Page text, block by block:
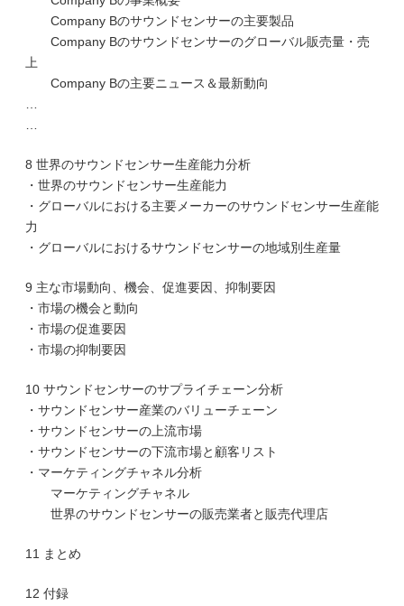
Company Bのサウンドセンサーの主要製品
Company Bのサウンドセンサーのグローバル販売量・売
上
Company Bの主要ニュース＆最新動向
8 世界のサウンドセンサー生産能力分析
・世界のサウンドセンサー生産能力
・グローバルにおける主要メーカーのサウンドセンサー生産能
力
・グローバルにおけるサウンドセンサーの地域別生産量
9 主な市場動向、機会、促進要因、抑制要因
・市場の機会と動向
・市場の促進要因
・市場の抑制要因
10 サウンドセンサーのサプライチェーン分析
・サウンドセンサー産業のバリューチェーン
・サウンドセンサーの上流市場
・サウンドセンサーの下流市場と顧客リスト
・マーケティングチャネル分析
マーケティングチャネル
世界のサウンドセンサーの販売業者と販売代理店
11 まとめ
12 付録